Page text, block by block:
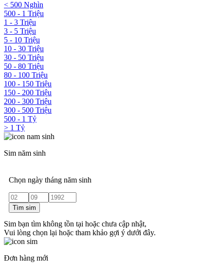
< 500 Nghìn
500 - 1 Triệu
1 - 3 Triệu
3 - 5 Triệu
5 - 10 Triệu
10 - 30 Triệu
30 - 50 Triệu
50 - 80 Triệu
80 - 100 Triệu
100 - 150 Triệu
150 - 200 Triệu
200 - 300 Triệu
300 - 500 Triệu
500 - 1 Tỷ
> 1 Tỷ
Sim năm sinh
Chọn ngày tháng năm sinh
Tìm sim
Sim bạn tìm không tồn tại hoặc chưa cập nhật,
Vui lòng chọn lại hoặc tham khảo gợi ý dưới đây.
Đơn hàng mới